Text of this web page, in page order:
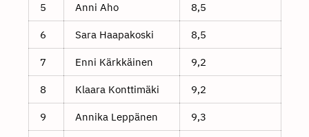
5 Anni Aho 8,5
6 Sara Haapakoski 8,5
7 Enni Kärkkäinen 9,2
8 Klaara Konttimäki 9,2
9 Annika Leppänen 9,3